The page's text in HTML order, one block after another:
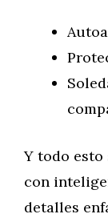
Y todo esto
con
detalles